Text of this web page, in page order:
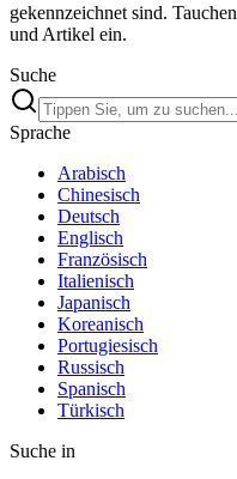
gekennzeichnet sind.
und Artikel ein.
Suche
Sprache
Arabisch
Chinesisch
Deutsch
Englisch
Französisch
Italienisch
Japanisch
Koreanisch
Portugiesisch
Russisch
Spanisch
Türkisch
Suche in